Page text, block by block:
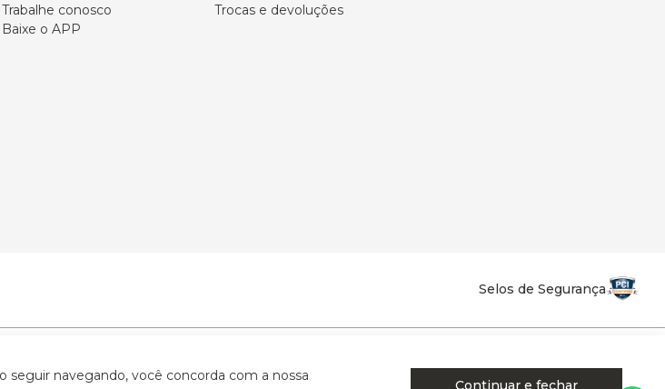
Trabalhe conosco
Baixe o APP
Trocas e devoluções
Selos de Segurança
seguir navegando, você concorda com a nossa
Continuar e fechar